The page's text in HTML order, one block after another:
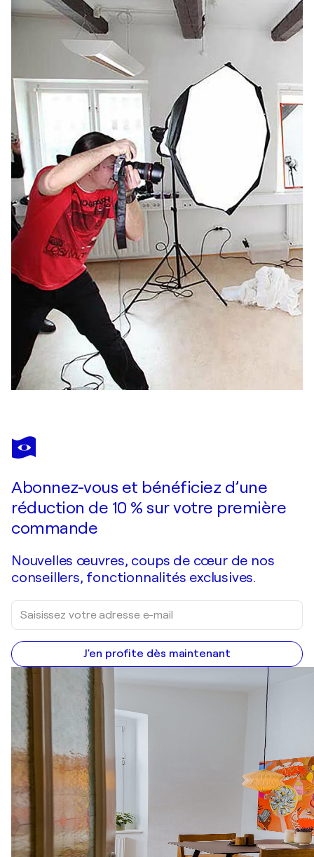
Abonnez-vous et bénéficiez d’une
réduction de 10 % sur votre première
commande
Nouvelles œuvres, coups de cœur de nos
conseillers, fonctionnalités exclusives.
J'en profite dès maintenant